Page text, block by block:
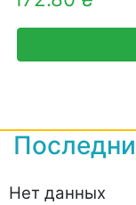
Нет данных